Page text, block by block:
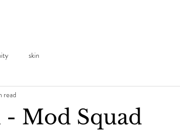
skin
Mod Squad
read